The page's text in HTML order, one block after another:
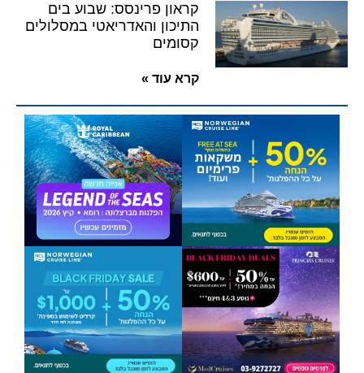
קראון פרינסס: שבוע בים
התיכון והאדריאטי במסלולים
קסומים
קרא עוד »